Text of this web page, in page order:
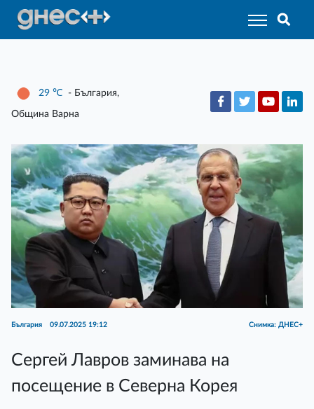
29 ℃ - България,
Община Варна
България 09.07.2025 19:12 Снимка: ДНЕС+
Сергей Лавров заминава на
посещение в Северна Корея